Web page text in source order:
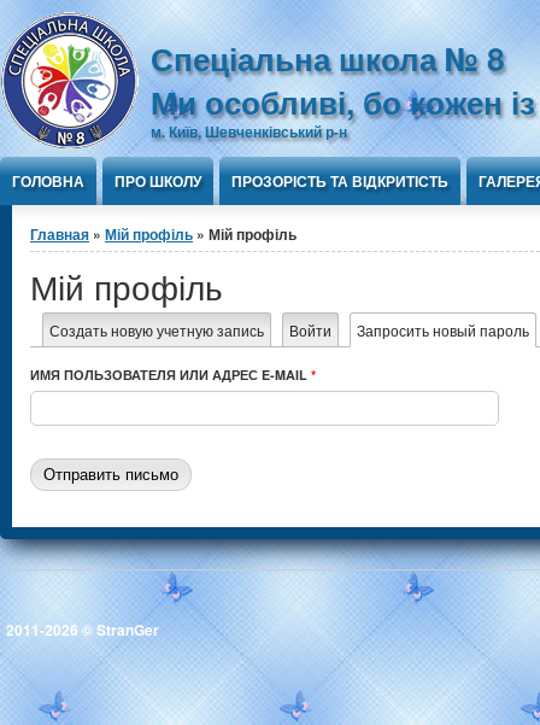
Jump to Content
Спеціальна школа № 8
Ми особливі, бо кожен
м. Київ, Шевченківський р-н
ГОЛОВНА ПРО ШКОЛУ ПРОЗОРІСТЬ ТА ВІДКРИТІСТЬ
Вы здесь
Главная » Мій профіль » Мій профіль
Мій профіль
Главные вкладки
Создать новую учетную запись Войти Запросить новый пароль
ИМЯ ПОЛЬЗОВАТЕЛЯ ИЛИ АДРЕС E-MAIL *
2011-2026 ©StranGer